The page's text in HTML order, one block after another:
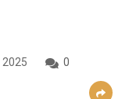
2025 0